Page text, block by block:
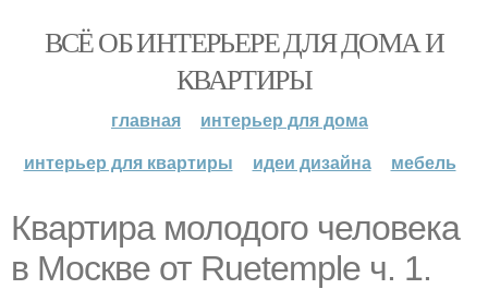
ВСЁ ОБ ИНТЕРЬЕРЕ ДЛЯ ДОМА И
КВАРТИРЫ
главная
интерьер для дома
интерьер для квартиры
идеи дизайна мебель
Квартира молодого человека
в Москве от Ruetemple ч. 1.